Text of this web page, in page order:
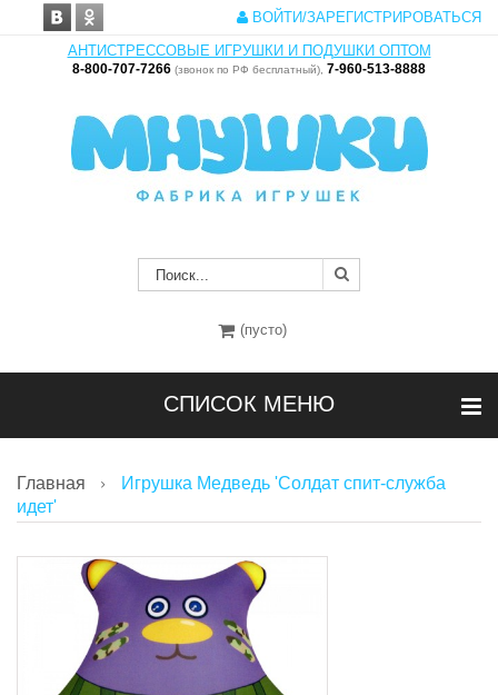
ВОЙТИ/ЗАРЕГИСТРИРОВАТЬСЯ
АНТИСТРЕССОВЫЕ ИГРУШКИ И ПОДУШКИ ОПТОМ
8-800-707-7266 (звонок по РФ бесплатный), 7-960-513-8888
(пусто)
СПИСОК МЕНЮ
Главная
Игрушка Медведь 'Солдат спит-служба
идет'